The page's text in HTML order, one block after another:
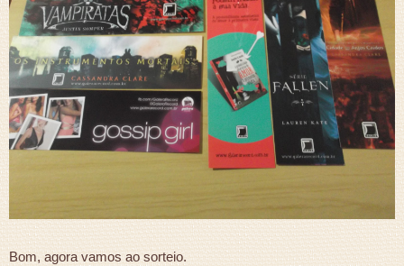
Bom, agora vamos ao sorteio.